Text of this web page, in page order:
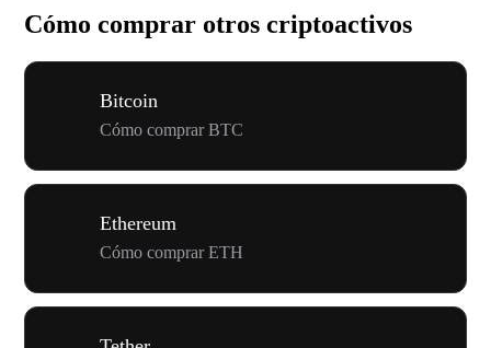
Cómo comprar otros criptoactivos
Bitcoin
Cómo comprar BTC
Ethereum
Cómo comprar ETH